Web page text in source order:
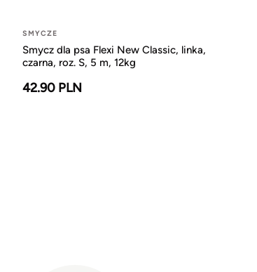
SMYCZE
Smycz dla psa Flexi New Classic, linka,
czarna, roz. S, 5 m, 12kg
42.90 PLN